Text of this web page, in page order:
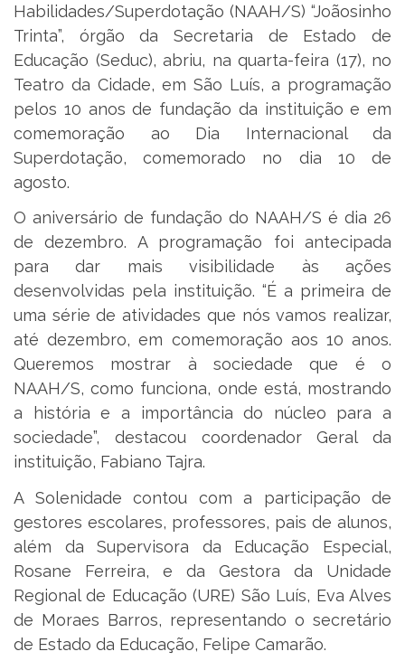
Habilidades/Superdotação (NAAH/S) “Joãosinho
Trinta”, órgão da Secretaria de Estado de
Educação (Seduc), abriu, na quarta-feira (17), no
Teatro da Cidade, em São Luís, a programação
pelos 10 anos de fundação da instituição e em
comemoração ao Dia Internacional da
Superdotação, comemorado no dia 10 de
agosto.
O aniversário de fundação do NAAH/S é dia 26
de dezembro. A programação foi antecipada
para dar mais visibilidade às ações
desenvolvidas pela instituição. “É a primeira de
uma série de atividades que nós vamos realizar,
até dezembro, em comemoração aos 10 anos.
Queremos mostrar à sociedade que é o
NAAH/S, como funciona, onde está, mostrando
a história e a importância do núcleo para a
sociedade”, destacou coordenador Geral da
instituição, Fabiano Tajra.
A Solenidade contou com a participação de
gestores escolares, professores, pais de alunos,
além da Supervisora da Educação Especial,
Rosane Ferreira, e da Gestora da Unidade
Regional de Educação (URE) São Luís, Eva Alves
de Moraes Barros, representando o secretário
de Estado da Educação, Felipe Camarão.